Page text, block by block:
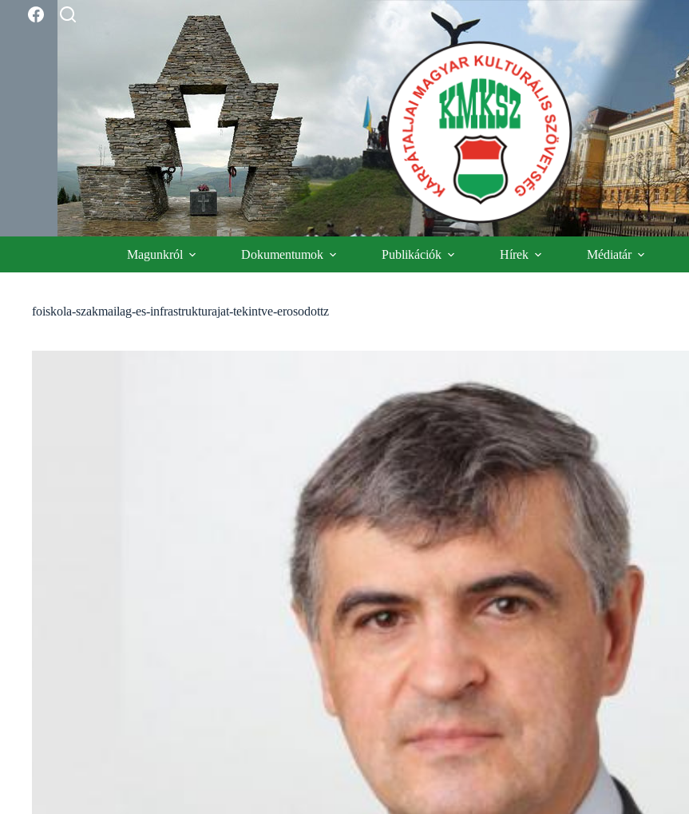
Magunkról Dokumentumok Publikációk Hírek Médiatár
foiskola-szakmailag-es-infrastrukturajat-tekintve-erosodottz